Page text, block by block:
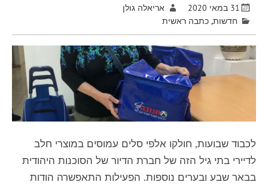
31 במאי 2020
אריאלה גולן
חדשות,כתבה ראשית
לכבוד שבועות, חולקו אלפי סלים עמוסים במוצרי חלב
לדיירי בתי גיל הזה של חברת הדיור של הסוכנות היהודית
בבאר שבע ובערים נוספות. הפעילות התאפשרה הודות